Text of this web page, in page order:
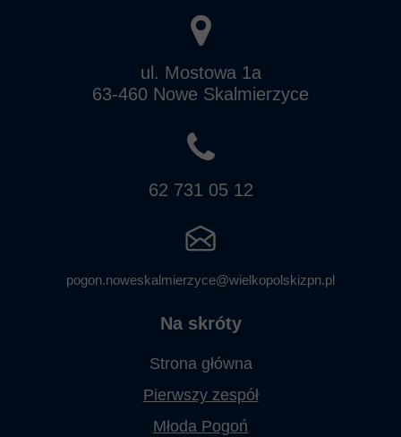
Na skróty
Strona główna
Pierwszy zespół
Młoda Pogoń
ul. Mostowa 1a
63-460 Nowe Skalmierzyce
pogon.noweskalmierzyce@wielkopolskizpn.pl
62 731 05 12